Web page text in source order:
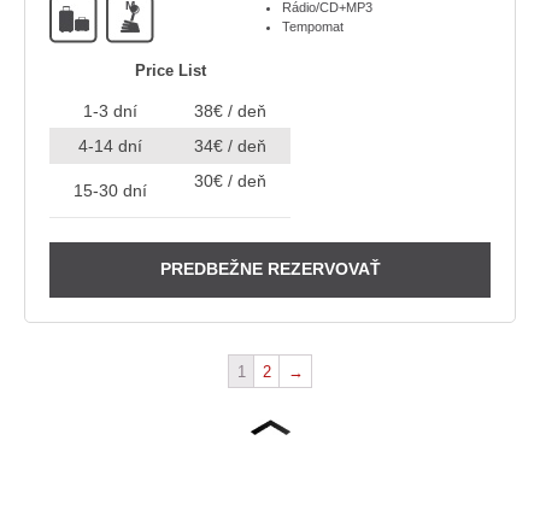
M
Rádio/CD+MP3
Tempomat
Price List
1-3 dní
38€ / deň
4-14 dní
34€ / deň
15-30 dní 30€ / deň
PREDBEŽNE REZERVOVAŤ
1 2 →